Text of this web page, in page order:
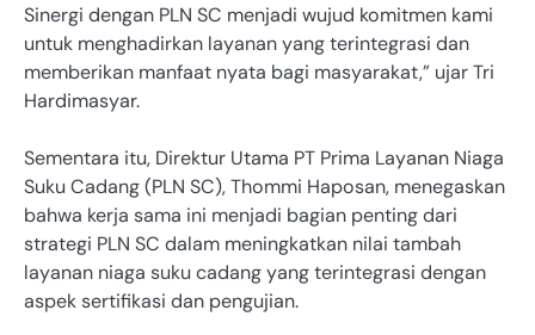
Sinergi dengan PLN SC menjadi wujud komitmen kami
untuk menghadirkan layanan yang terintegrasi dan
memberikan manfaat nyata bagi masyarakat,” ujar Tri
Hardimasyar.
Sementara itu, Direktur Utama PT Prima Layanan Niaga
Suku Cadang (PLN SC), Thommi Haposan, menegaskan
bahwa kerja sama ini menjadi bagian penting dari
strategi PLN SC dalam meningkatkan nilai tambah
layanan niaga suku cadang yang terintegrasi dengan
aspek sertifikasi dan pengujian.